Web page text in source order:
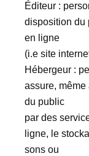
Éditeur :
disposition du
en ligne
(i.e site
Hébergeur :
assure, même
du public
par des
ligne, le
sons ou